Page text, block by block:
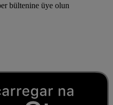
bültenine üye olun